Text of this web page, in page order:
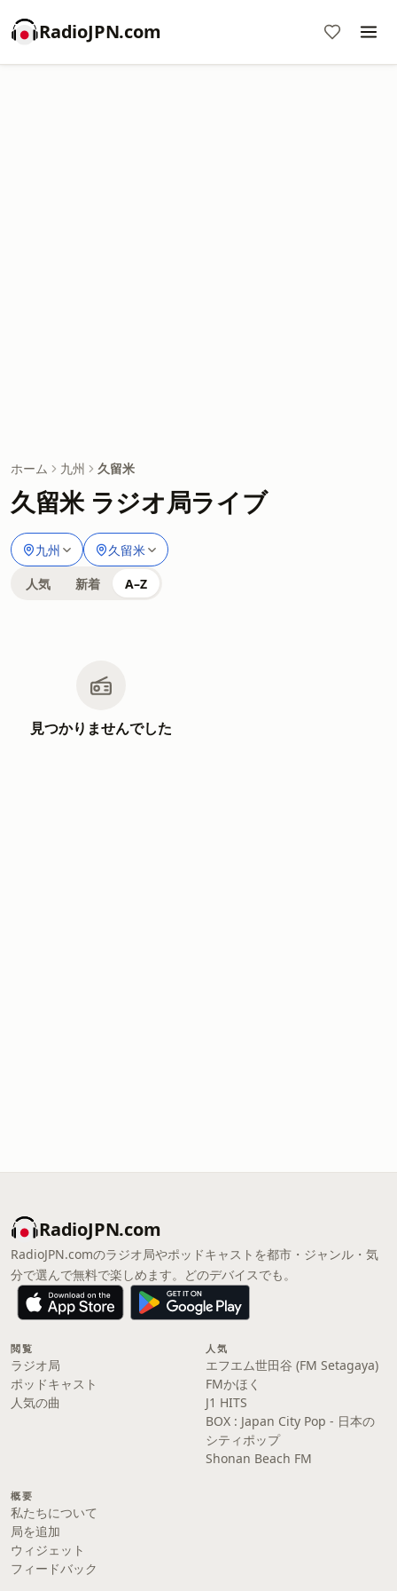
RadioJPN.com
ホーム 九州 久留米
久留米 ラジオ局ライブ
九州 久留米
人気 新着 A–Z
見つかりませんでした
RadioJPN.com
RadioJPN.comのラジオ局やポッドキャストを都市・ジャンル・気
分で選んで無料で楽しめます。どのデバイスでも。
閲覧
ラジオ局
ポッドキャスト
人気の曲
人気
エフエム世田谷 (FM Setagaya)
FMかほく
J1 HITS
BOX : Japan City Pop - 日本の
シティポップ
Shonan Beach FM
概要
私たちについて
局を追加
ウィジェット
フィードバック